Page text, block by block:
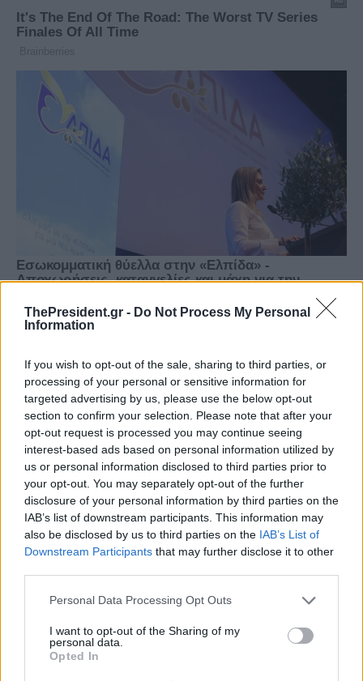
ThePresident.gr - Do Not Process My Personal
Information
If you wish to opt-out of the sale, sharing to third parties, or
processing of your personal or sensitive information for
targeted advertising by us, please use the below opt-out
section to confirm your selection. Please note that after your
opt-out request is processed you may continue seeing
interest-based ads based on personal information utilized by
us or personal information disclosed to third parties prior to
your opt-out. You may separately opt-out of the further
disclosure of your personal information by third parties on the
IAB’s list of downstream participants. This information may
also be disclosed by us to third parties on the IAB’s List of
Downstream Participants that may further disclose it to other
Personal Data Processing Opt Outs
I want to opt-out of the Sharing of my
personal data.
Opted In